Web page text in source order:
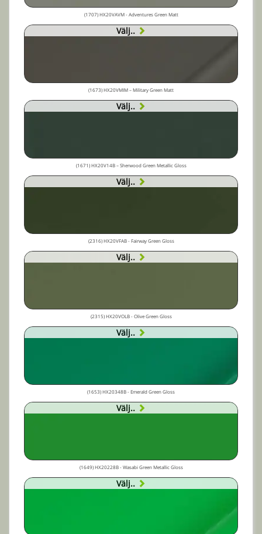
(1707) HX20VAVM - Adventures Green Matt
Välj..
(1673) HX20VMIM – Military Green Matt
Välj..
(1671) HX20V14B – Sherwood Green Metallic Gloss
Välj..
(2316) HX20VFAB - Fairway Green Gloss
Välj..
(2315) HX20VOLB - Olive Green Gloss
Välj..
(1653) HX20348B - Emerald Green Gloss
Välj..
(1649) HX20228B - Wasabi Green Metallic Gloss
Välj..